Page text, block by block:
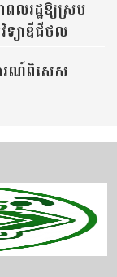
ពលរដ្ឋឱ្យស្រប
វិទ្យាឌីជីថល
ារណ៍ពិសេស